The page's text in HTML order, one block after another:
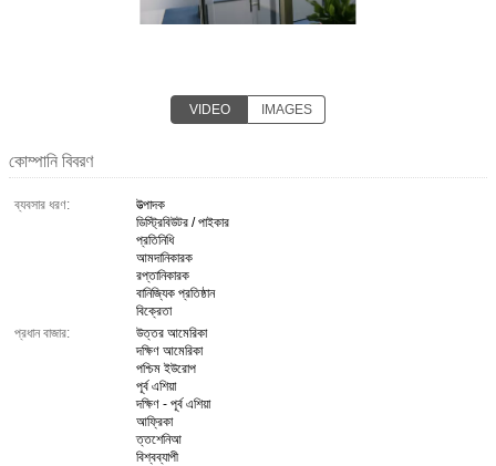
VIDEO IMAGES
কোম্পানি বিবরণ
ব্যবসার ধরণ:
উত্পাদক
ডিস্ট্রিবিউটর / পাইকার
প্রতিনিধি
আমদানিকারক
রপ্তানিকারক
বানিজ্যিক প্রতিষ্ঠান
বিক্রেতা
প্রধান বাজার:
উত্তর আমেরিকা
দক্ষিণ আমেরিকা
পশ্চিম ইউরোপ
পূর্ব এশিয়া
দক্ষিণ - পূর্ব এশিয়া
আফ্রিকা
ত্তশেনিআ
বিশ্বব্যাপী